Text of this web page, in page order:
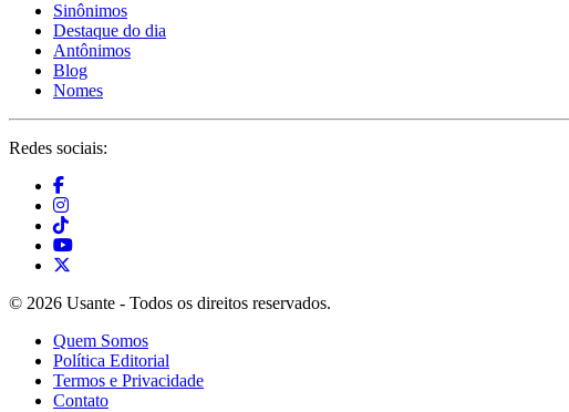
Sinônimos
Destaque do dia
Antônimos
Blog
Nomes
Redes sociais:
© 2026 Usante - Todos os direitos reservados.
Quem Somos
Política Editorial
Termos e Privacidade
Contato